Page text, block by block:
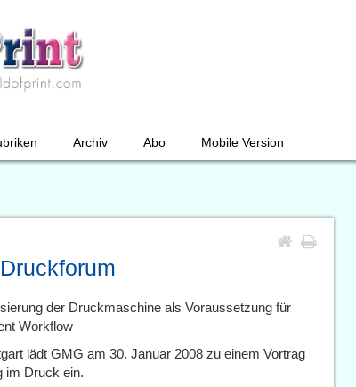
Archiv Abo Mobile Version
der Druckmaschine als Voraussetzung für
Workflow
lädt GMG am 30. Januar 2008 zu einem Vortrag
im Druck ein.